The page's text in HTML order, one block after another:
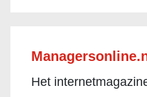
Het